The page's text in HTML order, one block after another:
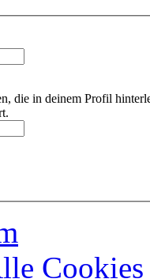
die in deinem Profil
Cookies